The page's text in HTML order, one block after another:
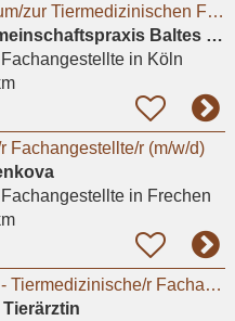
Auszubildende zum/zur Tiermedizinischen Fachangestellten in Köln-Widdersdorf gesucht
Tierärztliche Gemeinschaftspraxis Baltes und Dr. Feith
in Köln
Fachangestellte/r (m/w/d)
in Frechen
Ausbildung 2026 - Tiermedizinische/r Fachangestellte/r (w/m/d).